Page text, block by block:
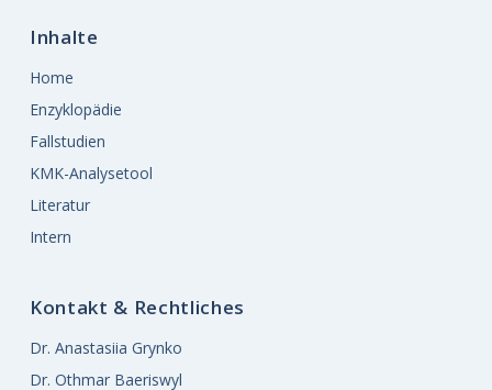
Inhalte
Home
Enzyklopädie
Fallstudien
KMK-Analysetool
Literatur
Intern
Kontakt & Rechtliches
Dr. Anastasiia Grynko
Dr. Othmar Baeriswyl